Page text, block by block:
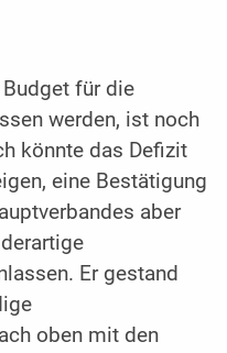
für die
werden, ist noch
könnte das Defizit
eine Bestätigung
aber
Er gestand
oben mit den